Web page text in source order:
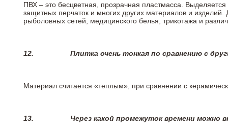
ПВХ – это бесцветная, прозрачная пластмасса.
защитных перчаток и многих других материалов и
рыболовных сетей, медицинского белья, трикотажа и
12. Плитка очень тонкая по сравнению с
Материал считается «теплым», при сравнении с
13. Через какой промежуток времени можно